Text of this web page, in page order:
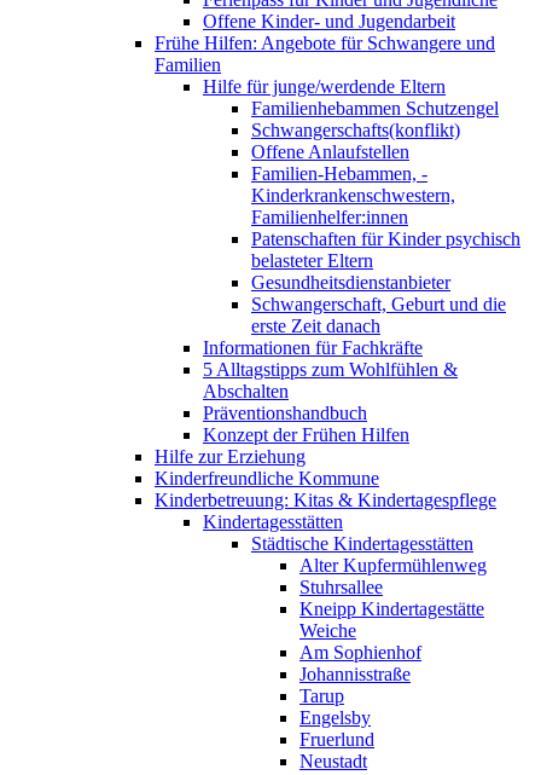
Offene Kinder- und Jugendarbeit
Frühe Hilfen: Angebote für Schwangere und
Familien
Hilfe für junge/werdende Eltern
Familienhebammen Schutzengel
Schwangerschafts(konflikt)
Offene Anlaufstellen
Familien-Hebammen, -
Kinderkrankenschwestern,
Familienhelfer:innen
Patenschaften für Kinder psychisch
belasteter Eltern
Gesundheitsdienstanbieter
Schwangerschaft, Geburt und die
erste Zeit danach
Informationen für Fachkräfte
5 Alltagstipps zum Wohlfühlen &
Abschalten
Präventionshandbuch
Konzept der Frühen Hilfen
Hilfe zur Erziehung
Kinderfreundliche Kommune
Kinderbetreuung: Kitas & Kindertagespflege
Kindertagesstätten
Städtische Kindertagesstätten
Alter Kupfermühlenweg
Stuhrsallee
Kneipp Kindertagestätte
Weiche
Am Sophienhof
Johannisstraße
Tarup
Engelsby
Fruerlund
Neustadt